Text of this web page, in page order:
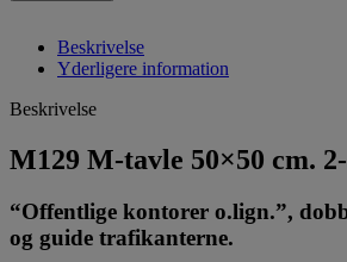
Beskrivelse
Yderligere information
Beskrivelse
M129 M-tavle 50×50 cm.
“Offentlige kontorer o.lign.”,
og guide trafikanterne.